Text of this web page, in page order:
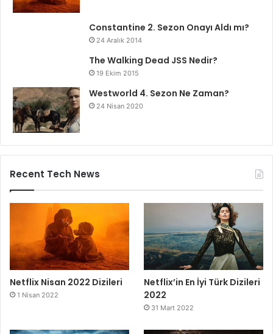
Constantine 2. Sezon Onayı Aldı mı?
24 Aralık 2014
The Walking Dead JSS Nedir?
19 Ekim 2015
Westworld 4. Sezon Ne Zaman?
24 Nisan 2020
Recent Tech News
Netflix Nisan 2022 Dizileri
1 Nisan 2022
Netflix’in En İyi Türk Dizileri
2022
31 Mart 2022